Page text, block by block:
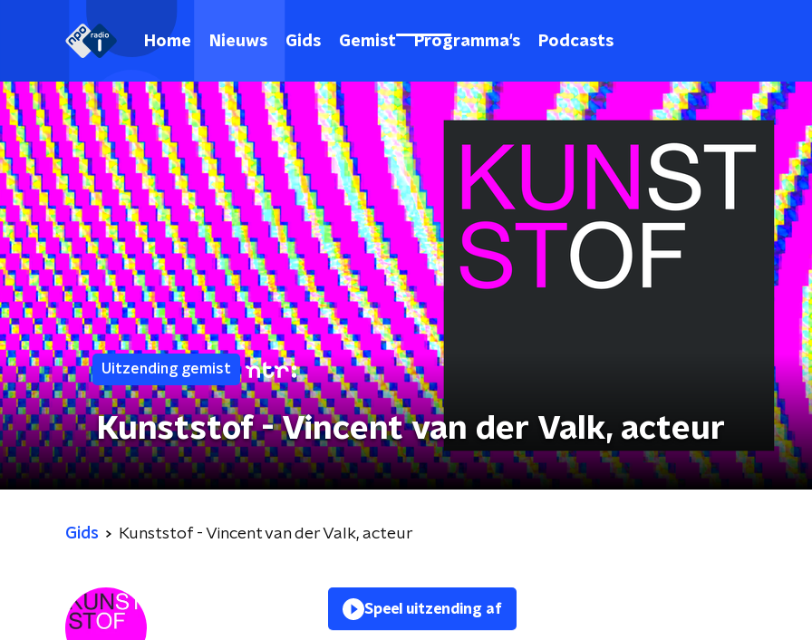
Home Nieuws Gids Gemist Programma's Podcasts
Uitzending gemist
Kunststof - Vincent van der Valk, acteur
Gids Kunststof - Vincent van der Valk, acteur
Speel uitzending af